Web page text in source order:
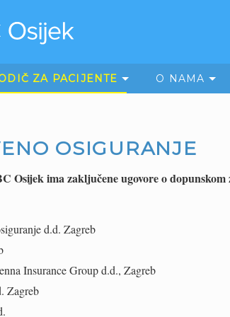
ZA PACIJENTE O NAMA
OSIGURANJE
Osijek ima zaključene ugovore o dopunskom
d.d. Zagreb
Insurance Group d.d., Zagreb
Zagreb